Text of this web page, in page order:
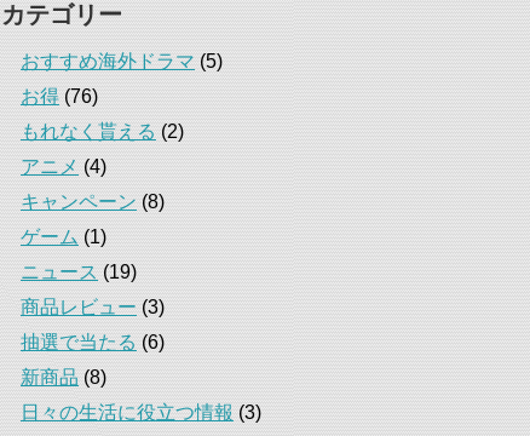
カテゴリー
おすすめ海外ドラマ(5)
お得(76)
もれなく貰える(2)
アニメ(4)
キャンペーン(8)
ゲーム(1)
ニュース(19)
商品レビュー(3)
抽選で当たる(6)
新商品(8)
日々の生活に役立つ情報(3)